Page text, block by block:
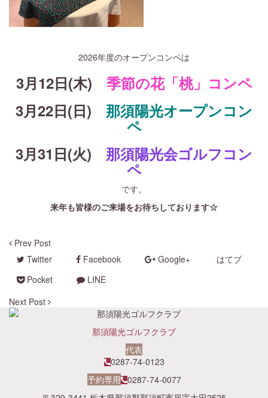
2026年度のオープンコンペは
3月12日(木) 季節の花「桃」コンペ
3月22日(日) 那須陽光オープンコン
ペ
3月31日(火) 那須陽光会ゴルフコン
ペ
です。
来年も皆様のご来場をお待ちしております☆
Prev Post
Twitter
Facebook Google+
はてブ
Pocket
LINE
Next Post
那須陽光ゴルフクラブ
代表
0287-74-0123
予約専用 0287-74-0077